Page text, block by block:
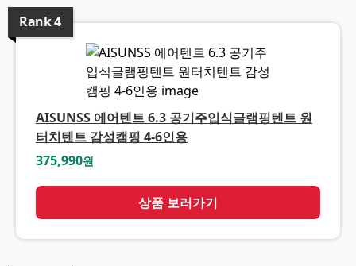
Rank4
AISUNSS 에어텐트 6.3 공기주입식글램핑텐트 원
터치텐트 감성캠핑 4-6인용
375,990원
상품 보러가기